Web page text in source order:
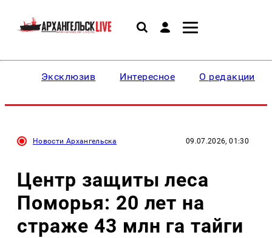
Эксклюзив Интересное О редакции
Новости Архангельска 09.07.2026, 01:30
Центр защиты леса
Поморья: 20 лет на
страже 43 млн га тайги